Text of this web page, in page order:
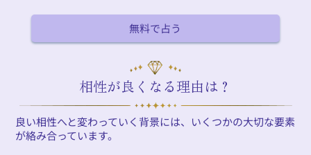
無料で占う
相性が良くなる理由は？
良い相性へと変わっていく背景には、いくつかの大切な要素
が絡み合っています。